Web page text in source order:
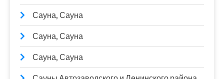
Сауна, Сауна
Сауна, Сауна
Сауна, Сауна